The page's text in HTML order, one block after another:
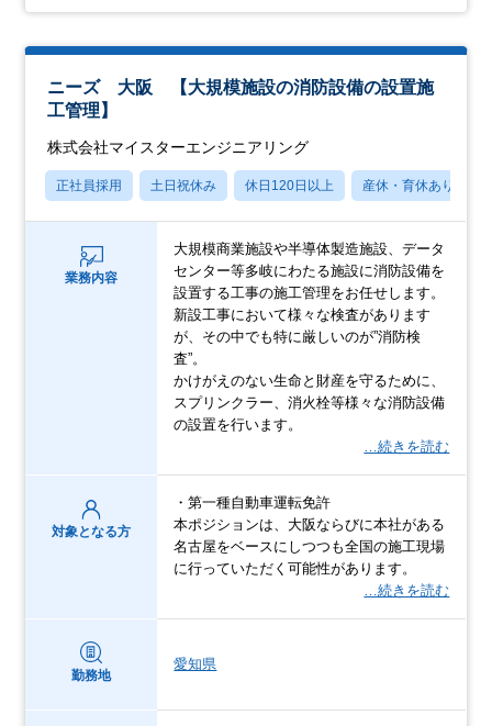
ニーズ 大阪 【大規模施設の消防設備の設置施
工管理】
株式会社マイスターエンジニアリング
正社員採用 土日祝休み 休日120日以上 産休・育休あり
業務内容
大規模商業施設や半導体製造施設、データ
センター等多岐にわたる施設に消防設備を
設置する工事の施工管理をお任せします。
新設工事において様々な検査があります
が、その中でも特に厳しいのが”消防検
査”。
かけがえのない生命と財産を守るために、
スプリンクラー、消火栓等様々な消防設備
の設置を行います。
…続きを読む
対象となる方
・第一種自動車運転免許
本ポジションは、大阪ならびに本社がある
名古屋をベースにしつつも全国の施工現場
に行っていただく可能性があります。
…続きを読む
勤務地
愛知県